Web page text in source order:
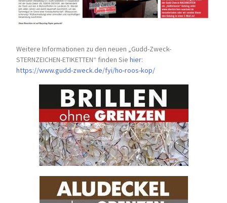
Weitere Informationen zu den neuen „Gudd-Zweck-
STERNZEICHEN-ETIKETTEN“ finden Siehier:
https://www.gudd-zweck.de/fyi/ho-roos-kop/